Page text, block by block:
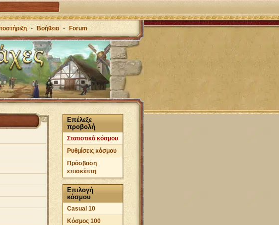
εποχές με
στην αρχαία
- Βοήθεια - Forum
Επέλεξε
προβολή
Στατιστικά κόσμου
Ρυθμίσεις κόσμου
Πρόσβαση
επισκέπτη
Επιλογή
κόσμου
Casual 10
Κόσμος 100